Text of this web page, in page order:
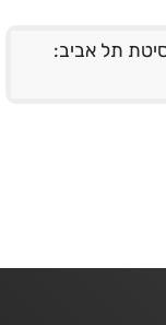
אוניברסיטת תל אביב: